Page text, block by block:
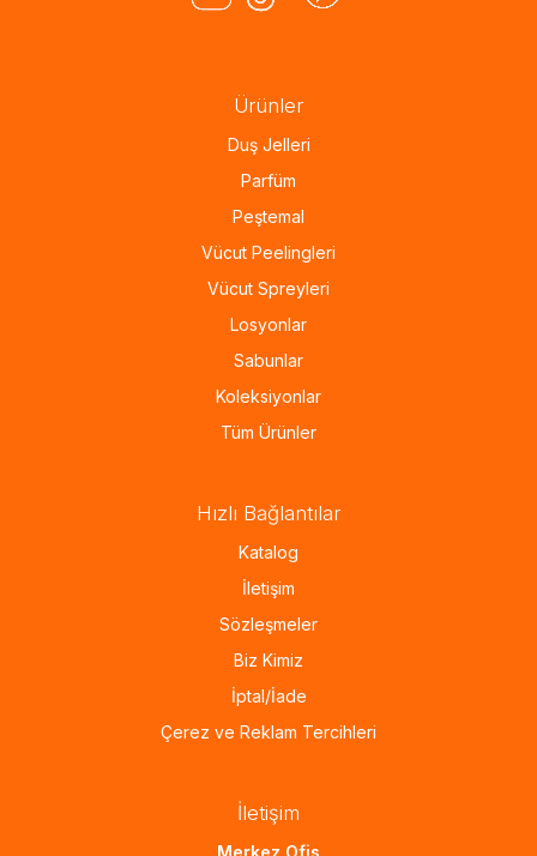
Ürünler
Duş Jelleri
Parfüm
Peştemal
Vücut Peelingleri
Vücut Spreyleri
Losyonlar
Sabunlar
Koleksiyonlar
Tüm Ürünler
Hızlı Bağlantılar
Katalog
İletişim
Sözleşmeler
Biz Kimiz
İptal/İade
Çerez ve Reklam Tercihleri
İletişim